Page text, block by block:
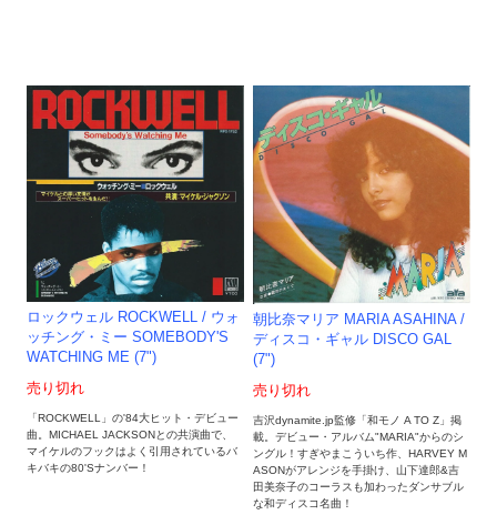
ロックウェル ROCKWELL / ウォ
ッチング・ミー SOMEBODY'S
WATCHING ME (7")
売り切れ
「ROCKWELL」の'84大ヒット・デビュー
曲。MICHAEL JACKSONとの共演曲で、
マイケルのフックはよく引用されているバ
キバキの80'Sナンバー！
朝比奈マリア MARIA ASAHINA /
ディスコ・ギャル DISCO GAL
(7")
売り切れ
吉沢dynamite.jp監修「和モノ A TO Z」掲
載。デビュー・アルバム"MARIA"からのシ
ングル！すぎやまこういち作、HARVEY M
ASONがアレンジを手掛け、山下達郎&吉
田美奈子のコーラスも加わったダンサブル
な和ディスコ名曲！